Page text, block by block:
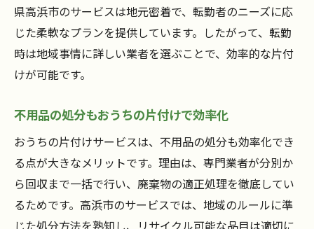
県高浜市のサービスは地元密着で、転勤者のニーズに応
じた柔軟なプランを提供しています。したがって、転勤
時は地域事情に詳しい業者を選ぶことで、効率的な片付
けが可能です。
不用品の処分もおうちの片付けで効率化
おうちの片付けサービスは、不用品の処分も効率化でき
る点が大きなメリットです。理由は、専門業者が分別か
ら回収まで一括で行い、廃棄物の適正処理を徹底してい
るためです。高浜市のサービスでは、地域のルールに準
じた処分方法を熟知し、リサイクル可能な品目は適切に